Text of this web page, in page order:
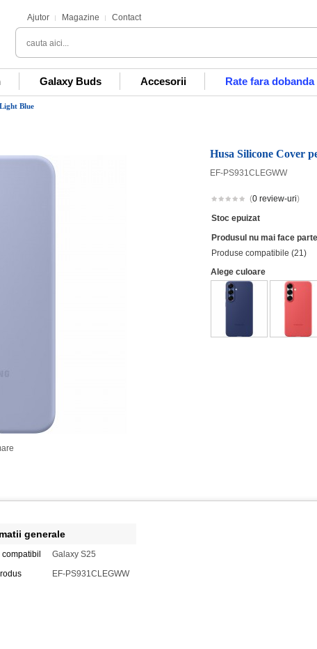
Ajutor Magazine Contact
Galaxy Buds Accesorii Rate fara dobanda
Blue
Husa Silicone Cover
EF-PS931CLEGWW
(0 review-uri)
Stoc epuizat
Produsul nu mai face
Produse compatibile (21)
Alege culoare
generale
compatibil
Galaxy S25
EF-PS931CLEGWW